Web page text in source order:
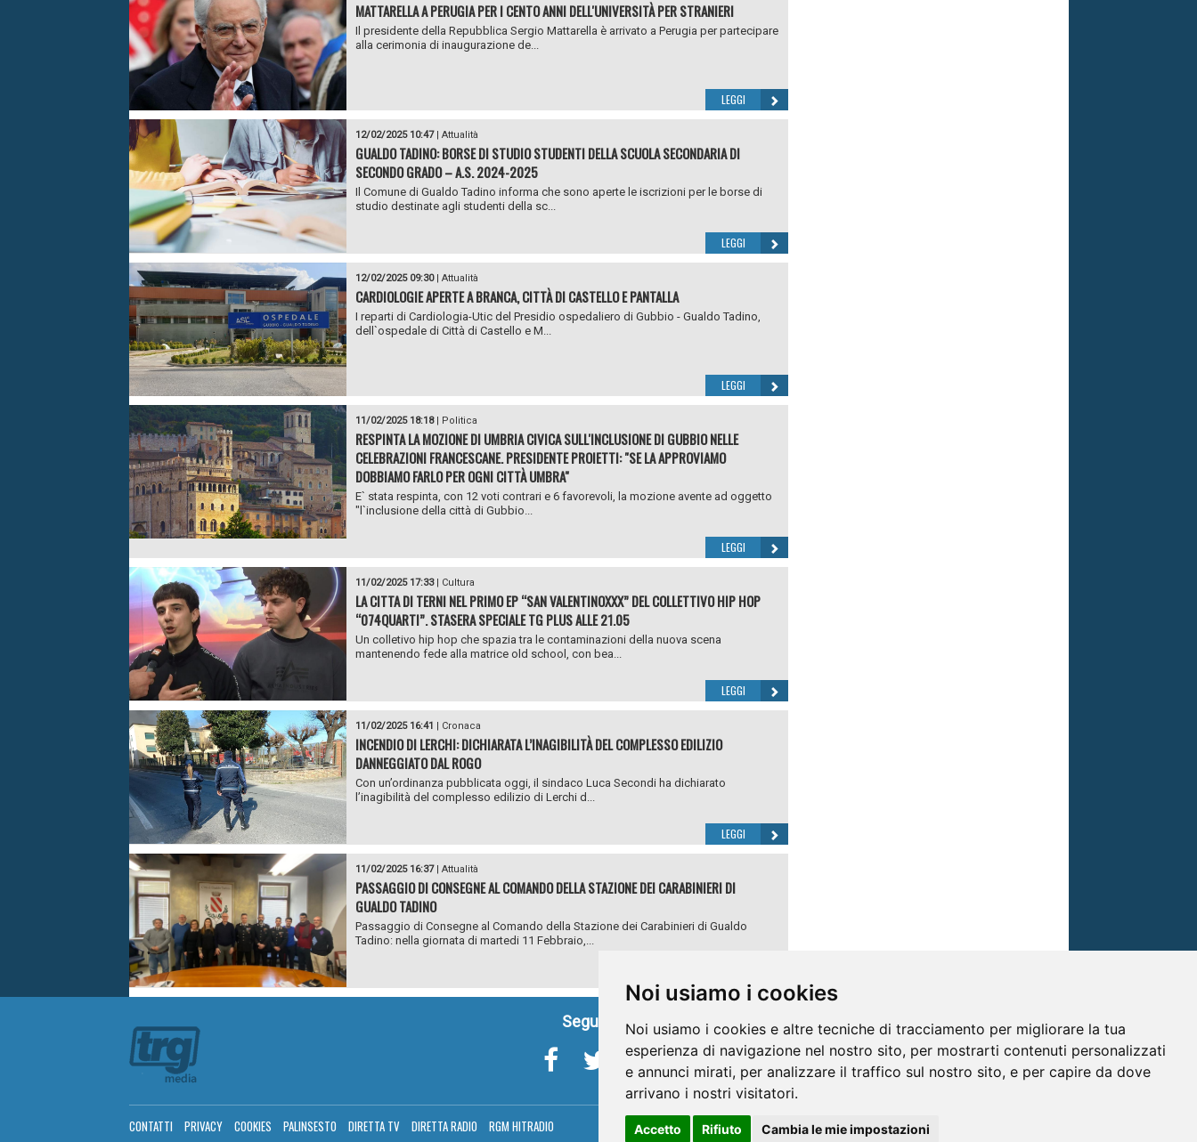
Noi usiamo i cookies
Noi usiamo i cookies e altre tecniche di tracciamento per migliorare la tua
esperienza di navigazione nel nostro sito, per mostrarti contenuti personalizzati
e annunci mirati, per analizzare il traffico sul nostro sito, e per capire da dove
arrivano i nostri visitatori.
Accetto Rifiuto Cambia le mie impostazioni
MATTARELLA A PERUGIA PER I CENTO ANNI DELL'UNIVERSITÀ PER STRANIERI
Il presidente della Repubblica Sergio Mattarella è arrivato a Perugia per partecipare
alla cerimonia di inaugurazione de...
LEGGI
12/02/2025 10:47| Attualità
GUALDO TADINO: BORSE DI STUDIO STUDENTI DELLA SCUOLA SECONDARIA DI
SECONDO GRADO – A.S. 2024-2025
Il Comune di Gualdo Tadino informa che sono aperte le iscrizioni per le borse di
studio destinate agli studenti della sc...
LEGGI
12/02/2025 09:30| Attualità
CARDIOLOGIE APERTE A BRANCA, CITTÀ DI CASTELLO E PANTALLA
I reparti di Cardiologia-Utic del Presidio ospedaliero di Gubbio - Gualdo Tadino,
dell`ospedale di Città di Castello e M...
LEGGI
11/02/2025 18:18| Politica
RESPINTA LA MOZIONE DI UMBRIA CIVICA SULL'INCLUSIONE DI GUBBIO NELLE
CELEBRAZIONI FRANCESCANE. PRESIDENTE PROIETTI: "SE LA APPROVIAMO
DOBBIAMO FARLO PER OGNI CITTÀ UMBRA"
E` stata respinta, con 12 voti contrari e 6 favorevoli, la mozione avente ad oggetto
"l`inclusione della città di Gubbio...
LEGGI
11/02/2025 17:33| Cultura
LA CITTA DI TERNI NEL PRIMO EP “SAN VALENTINOXXX” DEL COLLETTIVO HIP HOP
“074QUARTI”. STASERA SPECIALE TG PLUS ALLE 21.05
Un colletivo hip hop che spazia tra le contaminazioni della nuova scena
mantenendo fede alla matrice old school, con bea...
LEGGI
11/02/2025 16:41 | Cronaca
INCENDIO DI LERCHI: DICHIARATA L’INAGIBILITÀ DEL COMPLESSO EDILIZIO
DANNEGGIATO DAL ROGO
Con un’ordinanza pubblicata oggi, il sindaco Luca Secondi ha dichiarato
l’inagibilità del complesso edilizio di Lerchi d...
LEGGI
11/02/2025 16:37| Attualità
PASSAGGIO DI CONSEGNE AL COMANDO DELLA STAZIONE DEI CARABINIERI DI
GUALDO TADINO
Passaggio di Consegne al Comando della Stazione dei Carabinieri di Gualdo
Tadino: nella giornata di martedi 11 Febbraio,...
Seguici su
CONTATTI PRIVACY COOKIES PALINSESTO DIRETTA TV DIRETTA RADIO RGM HITRADIO